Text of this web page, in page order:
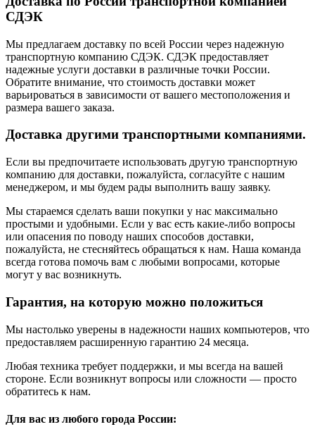
СДЭК
Мы предлагаем доставку по всей России через надежную
транспортную компанию СДЭК. СДЭК предоставляет
надежные услуги доставки в различные точки России.
Обратите внимание, что стоимость доставки может
варьироваться в зависимости от вашего местоположения и
размера вашего заказа.
Доставка другими транспортными компаниями.
Если вы предпочитаете использовать другую транспортную
компанию для доставки, пожалуйста, согласуйте с нашим
менеджером, и мы будем рады выполнить вашу заявку.
Мы стараемся сделать ваши покупки у нас максимально
простыми и удобными. Если у вас есть какие-либо вопросы
или опасения по поводу наших способов доставки,
пожалуйста, не стесняйтесь обращаться к нам. Наша команда
всегда готова помочь вам с любыми вопросами, которые
могут у вас возникнуть.
Гарантия, на которую можно положиться
Мы настолько уверены в надежности наших компьютеров, что
предоставляем расширенную гарантию 24 месяца.
Любая техника требует поддержки, и мы всегда на вашей
стороне. Если возникнут вопросы или сложности — просто
обратитесь к нам.
Для вас из любого города России: